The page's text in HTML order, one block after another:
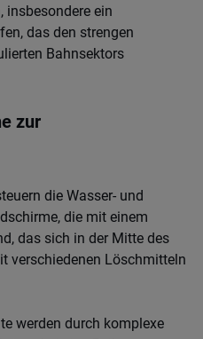
insbesondere ein
das den strengen
Bahnsektors
zur
die Wasser- und
die mit einem
das sich in der Mitte des
verschiedenen Löschmitteln
werden durch komplexe